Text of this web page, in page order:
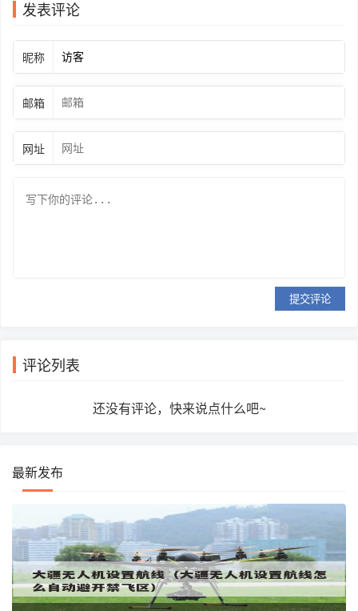
发表评论
昵称
邮箱
网址
提交评论
评论列表
还没有评论，快来说点什么吧~
最新发布